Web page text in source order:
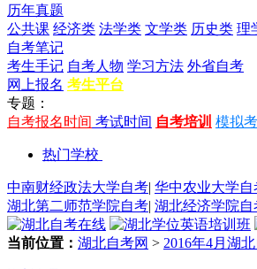
历年真题
公共课 经济类 法学类 文学类 历史类 理
自考笔记
考生手记 自考人物 学习方法 外省自考
网上报名 考生平台
专题：
自考报名时间 考试时间 自考培训 模拟
热门学校
中南财经政法大学自考| 华中农业大学自
湖北第二师范学院自考| 湖北经济学院自
当前位置： 湖北自考网 > 2016年4月湖